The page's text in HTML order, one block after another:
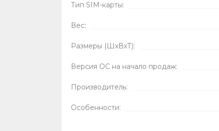
Тип SIM-карты:
Вес:
Размеры (ШxВxТ):
Версия ОС на начало продаж:
Производитель:
Особенности: